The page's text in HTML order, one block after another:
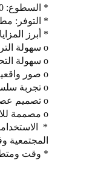
* السطوع: 800 شمعة/م²
* التوفر: مطلع 2027 (حسب
* أبرز
o سهولة التركيب
o سهولة التحكم
o صور واقعية حتى في البيئات شديدة الإضاءة
o تجربة سلسة لمستخدمي pro bravia
o تصميم عصري يتماهى مع المكان
o مصممة للاستخدام الطويل
*
المجتمعية
* وقت